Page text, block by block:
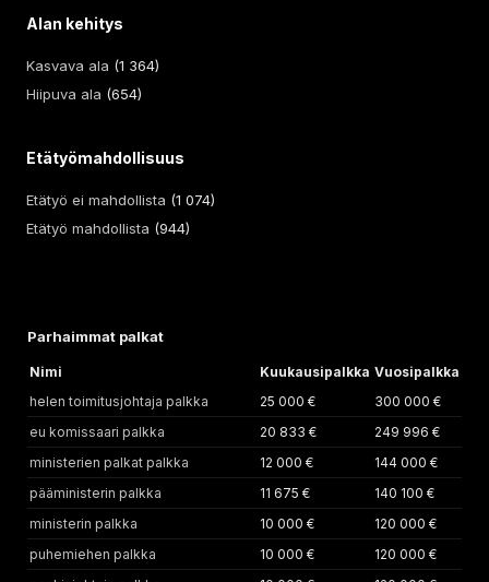
Alan kehitys
Kasvava ala (1 364)
Hiipuva ala (654)
Etätyömahdollisuus
Etätyö ei mahdollista (1 074)
Etätyö mahdollista (944)
Parhaimmat palkat
Nimi Kuukausipalkka Vuosipalkka
helen toimitusjohtaja palkka
25 000 €
300 000 €
eu komissaari palkka
20 833 €
249 996 €
ministerien palkat palkka
12 000 €
144 000 €
pääministerin palkka
11 675 €
140 100 €
ministerin palkka
10 000 €
120 000 €
puhemiehen palkka
10 000 €
120 000 €